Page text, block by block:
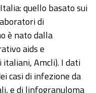
quello basato sui
di
è nato dalla
aids e
italiani, Amcli). I dati
casi di infezione da
e di linfogranuloma